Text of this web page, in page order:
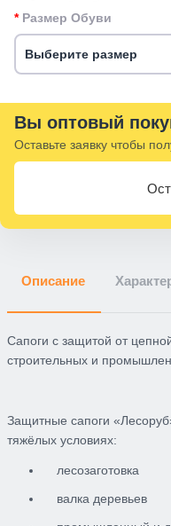
Размер Обуви
Выберите размер
Вы оптовый
Оставьте заявку чтобы
Описание
Сапоги с защитой от
строительных и
Защитные сапоги
тяжёлых условиях:
лесозаготовка
валка деревьев